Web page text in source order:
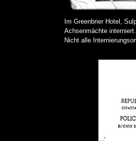
Im Greenbrier Hotel,
Achsenmächte
Nicht alle